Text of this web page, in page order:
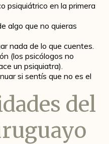
psiquiátrico en la primera
algo que no quieras
nada de lo que cuentes.
(los psicólogos no
un psiquiatra).
si sentís que no es el
del